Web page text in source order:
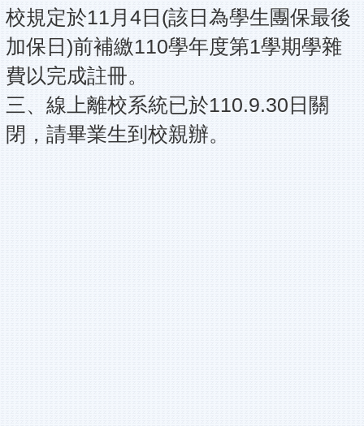
校規定於11月4日(該日為學生團保最後
加保日)前補繳110學年度第1學期學雜
費以完成註冊。
三、線上離校系統已於110.9.30日關
閉，請畢業生到校親辦。